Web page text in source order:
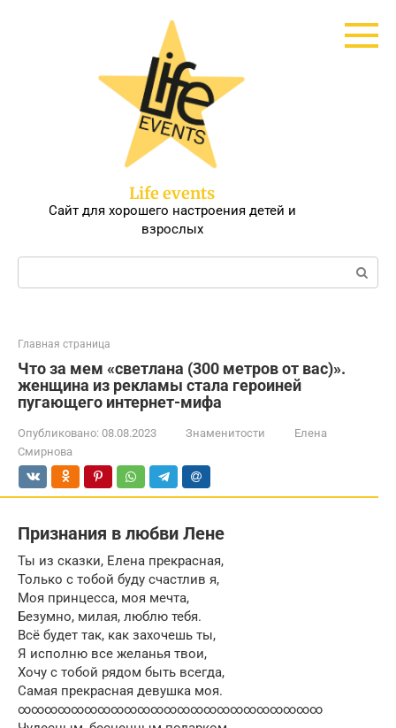
Life events
Сайт для хорошего настроения детей и
взрослых
Поиск:
Главная страница
Что за мем «светлана (300 метров от вас)».
женщина из рекламы стала героиней
пугающего интернет-мифа
Опубликовано: 08.08.2023 Знаменитости
Елена
Смирнова
Признания в любви Лене
Ты из сказки, Елена прекрасная,
Только с тобой буду счастлив я,
Моя принцесса, моя мечта,
Безумно, милая, люблю тебя.
Всё будет так, как захочешь ты,
Я исполню все желанья твои,
Хочу с тобой рядом быть всегда,
Самая прекрасная девушка моя.
∞∞∞∞∞∞∞∞∞∞∞∞∞∞∞∞∞∞∞∞∞∞∞